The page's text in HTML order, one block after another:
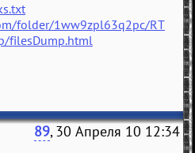
folder/1ww9zpl63q2pc/RT
filesDump.html
89, 30 Апреля 10 12:34